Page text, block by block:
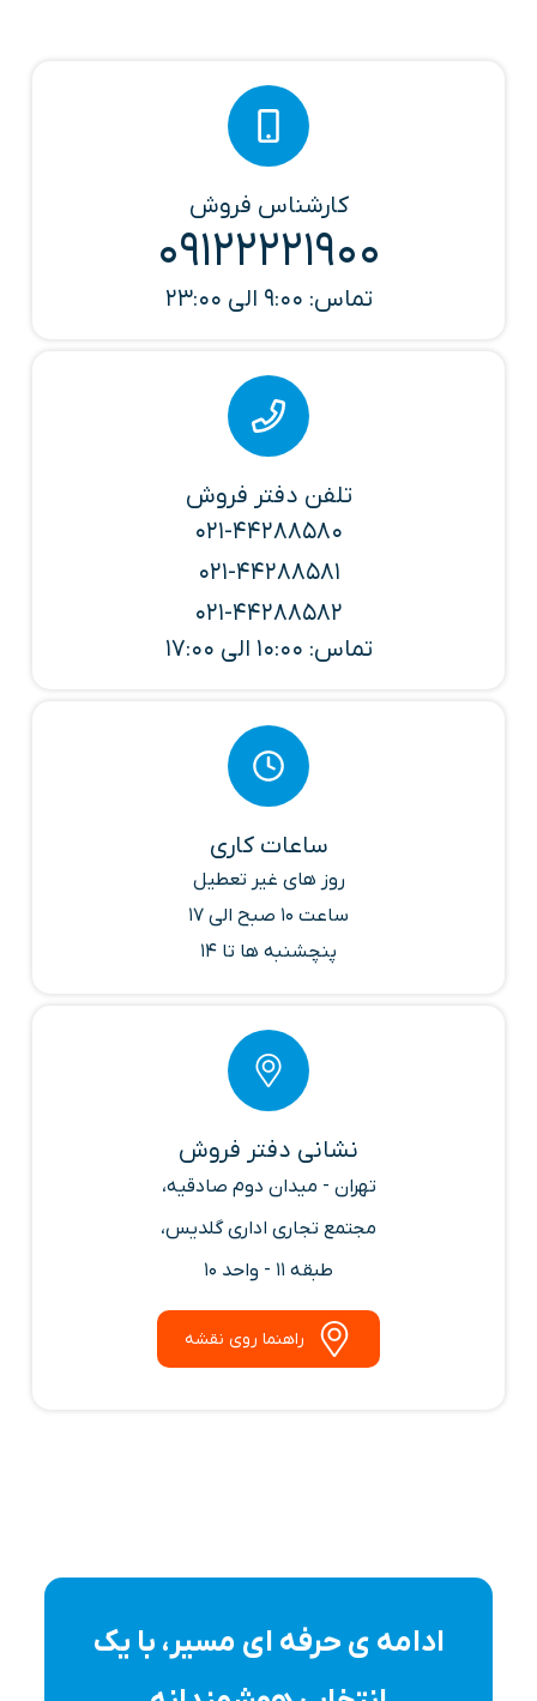
کارشناس فروش
09122221900
تماس: 9:00 الی 23:00
تلفن دفتر فروش
021-44288580
021-44288581
021-44288582
تماس: 10:00 الی 17:00
ساعات کاری
روز های غیر تعطیل
ساعت 10 صبح الی 17
پنچشنبه ها تا 14
نشانی دفتر فروش
تهران - میدان دوم صادقیه،
مجتمع تجاری اداری گلدیس،
طبقه 11 - واحد 10
راهنما روی نقشه
ادامه ی حرفه ای مسیر، با یک